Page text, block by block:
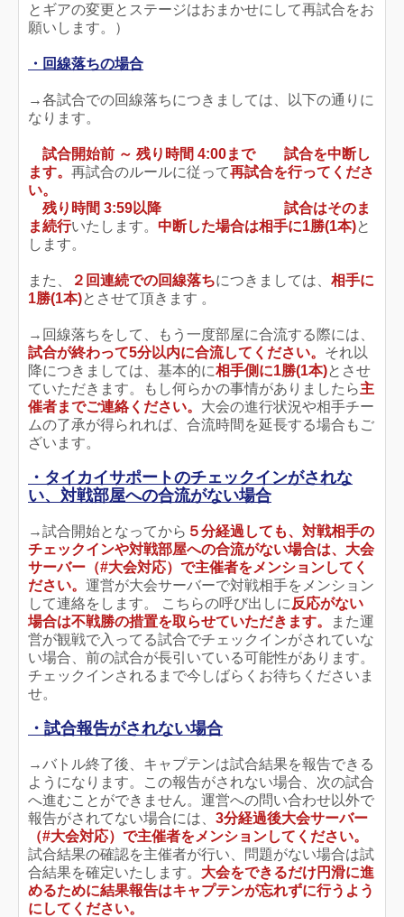
とギアの変更とステージはおまかせにして再試合をお
願いします。）
・回線落ちの場合
→各試合での回線落ちにつきましては、以下の通りに
なります。
試合開始前 ～ 残り時間 4:00まで
試合を中断し
ます。 再試合のルールに従って再試合を行ってくださ
い。
残り時間 3:59以降
試合はそのま
ま続行いたします。 中断した場合は相手に1勝(1本)と
します。
また、 ２回連続での回線落ちにつきましては、 相手に
1勝(1本)とさせて頂きます 。
→回線落ちをして、もう一度部屋に合流する際には、
試合が終わって5分以内に合流してください。 それ以
降につきましては、基本的に相手側に1勝(1本)とさせ
ていただきます。もし何らかの事情がありましたら主
催者までご連絡ください。 大会の進行状況や相手チー
ムの了承が得られれば、合流時間を延長する場合もご
ざいます。
・タイカイサポートのチェックインがされな
い、対戦部屋への合流がない場合
→試合開始となってから ５分経過しても、対戦相手の
チェックインや対戦部屋への合流がない場合は、大会
サーバー（#大会対応）で主催者をメンションしてく
ださい。 運営が大会サーバーで対戦相手をメンション
して連絡をします。 こちらの呼び出しに 反応がない
場合は不戦勝の措置を取らせていただきます。
また運
営が観戦で入ってる試合でチェックインがされていな
い場合、前の試合が長引いている可能性があります。
チェックインされるまで今しばらくお待ちくださいま
せ。
・試合報告がされない場合
→バトル終了後、キャプテンは試合結果を報告できる
ようになります。この報告がされない場合、次の試合
へ進むことができません。運営への問い合わせ以外で
報告がされてない場合には、 3分経過後大会サーバー
（#大会対応）で主催者をメンションしてください。
試合結果の確認を主催者が行い、問題がない場合は試
合結果を確定いたします。 大会をできるだけ円滑に進
めるために結果報告はキャプテンが忘れずに行うよう
にしてください。